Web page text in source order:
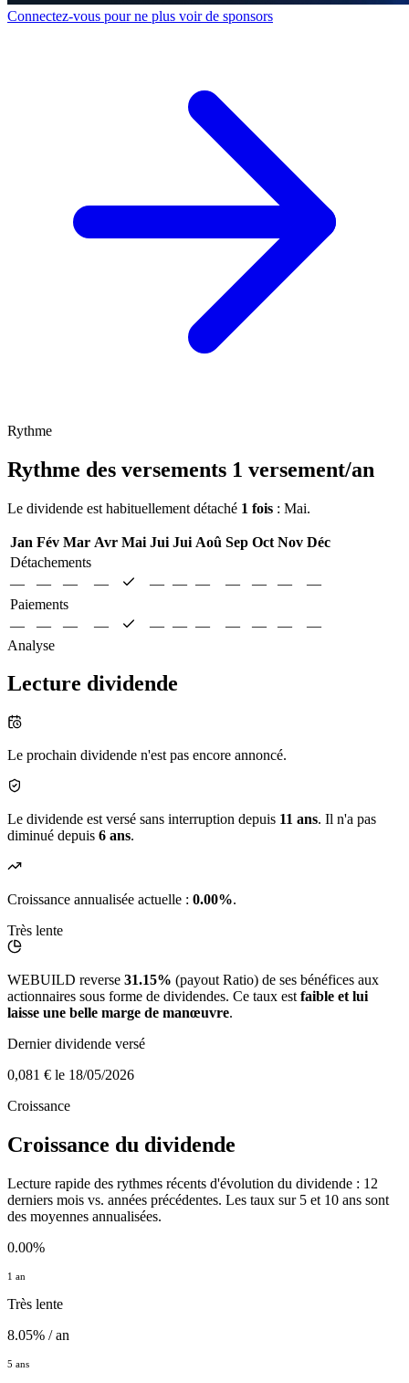
Connectez-vous pour ne plus voir de sponsors
Rythme
Rythme des versements 1 versement/an
Le dividende est habituellement détaché 1 fois : Mai.
Jan Fév Mar Avr Mai Jui Jui Aoû Sep Oct Nov Déc
Détachements
—
— — — — — — — — —
—
Paiements
—
— — — — — — — — —
—
Analyse
Lecture dividende
Le prochain dividende n'est pas encore annoncé.
Le dividende est versé sans interruption depuis 11 ans. Il n'a pas
diminué depuis 6 ans.
Croissance annualisée actuelle : 0.00%.
Très lente
WEBUILD reverse 31.15% (payout Ratio) de ses bénéfices aux
actionnaires sous forme de dividendes. Ce taux est faible et lui
laisse une belle marge de manœuvre.
Dernier dividende versé
0,081 € le 18/05/2026
Croissance
Croissance du dividende
Lecture rapide des rythmes récents d'évolution du dividende : 12
derniers mois vs. années précédentes. Les taux sur 5 et 10 ans sont
des moyennes annualisées.
0.00%
1 an
Très lente
8.05% / an
5 ans